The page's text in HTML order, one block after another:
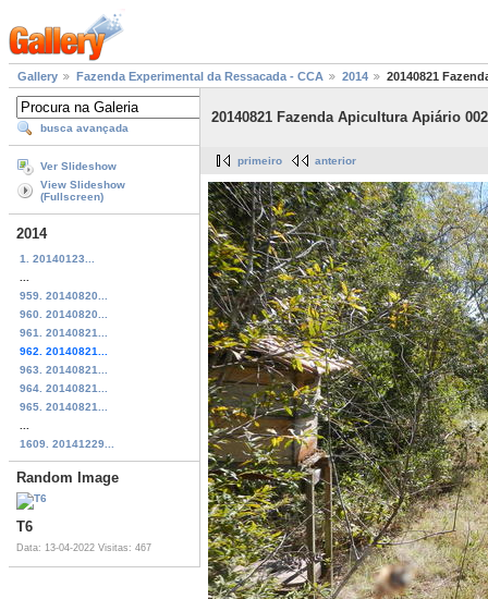
Gallery Fazenda Experimental da Ressacada - CCA 2014 20140821
busca avançada
Ver Slideshow
View Slideshow
(Fullscreen)
2014
1. 20140123...
959. 20140820...
960. 20140820...
961. 20140821...
962. 20140821...
963. 20140821...
964. 20140821...
965. 20140821...
1609. 20141229...
Random Image
T6
Data: 13-04-2022 Visitas: 467
20140821 Fazenda Apicultura Apiário
primeiro anterior